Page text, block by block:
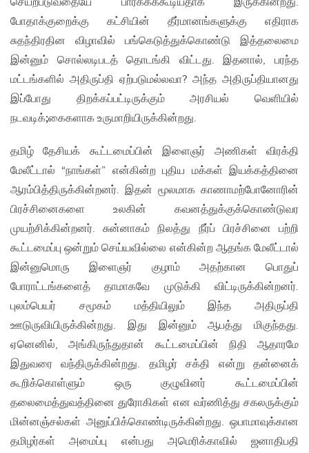
போதாக்குறைக்கு கட்சியின் தீர்மானங்களுக்கு எதிராக
சுதந்திரதின விழாவில் பங்கெடுத்துக்கொண்டு இத்தலைமை
இன்னும் சொல்லடிபடத் தொடங்கி விட்டது. இதனால், பரந்த
மட்டங்களில் அதிருப்தி ஏற்படுமல்லவா? அந்த அதிருப்தியானது
இப்போது திறக்கப்பட்டிருக்கும் அரசியல் வெளியில்
நடவடிக்;கைகளாக உருமாறியிருக்கின்றது.
தமிழ் தேசியக் கூட்டமைப்பின் இளைஞர் அணிகள் விரக்தி
மேலீட்டால் “நாங்கள்” என்கின்ற புதிய மக்கள் இயக்கத்தினை
ஆரம்பித்திருக்கின்றனர். இதன் மூலமாக காணாமற்போனோரின்
பிரச்சினைகளை உலகின் கவனத்துக்குக்கொண்டுவர
முயற்சிக்கின்றனர். சுன்னாகம் நிலத்து நீர்ப் பிரச்சினை பற்றி
கூட்டமைப்பு ஒன்றும் செய்யவில்லை என்கின்ற ஆதங்க மேலீட்டால்
இன்னுமொரு இளைஞர் குழாம் அதற்கான பொதுப்
போராட்டங்களைத் தாமாகவே முடுக்கி விட்டிருக்கின்றனர்.
புலம்பெயர் சமூகம் மத்தியிலும் இந்த அதிருப்தி
ஊடுருவியிருக்கின்றது. இது இன்னும் ஆபத்து மிகுந்தது.
ஏனெனில், அங்கிருந்துதான் கூட்டமைப்பின் நிதி ஆதாரமே
இதுவரை வந்திருக்கின்றது. தமிழர் சக்தி என்று தன்னைக்
கூறிக்கொள்ளும் ஒரு குழுவினர் கூட்டமைப்பின்
தலைமைத்துவத்தினை துரோகிகள் என வர்ணித்து சகலருக்கும்
மின்னஞ்சல்கள் அனுப்பிக்கொண்டிருக்கின்றது. ஒபாமாவுக்கான
தமிழர்கள் அமைப்பு என்பது அமெரிக்காவில் ஜனாதிபதி